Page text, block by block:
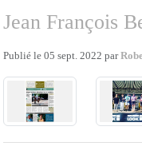
Jean François
Publié le 05 sept. 2022 par